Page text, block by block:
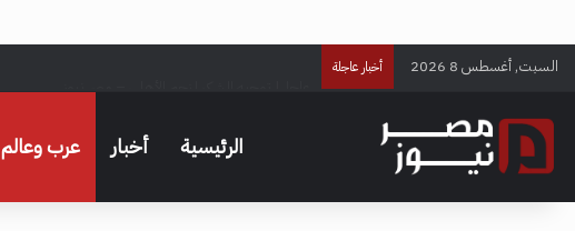
السبت, أغسطس 8 2026 أخبار عاجلة
الرئيسية أخبار عرب وعالم